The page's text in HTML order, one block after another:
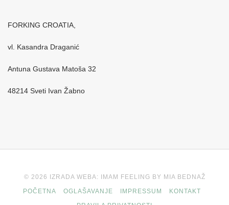
FORKING CROATIA,
vl. Kasandra Draganić
Antuna Gustava Matoša 32
48214 Sveti Ivan Žabno
© 2026 IZRADA WEBA: IMAM FEELING BY MIA BEDNAŽ
POČETNA
OGLAŠAVANJE IMPRESSUM
KONTAKT